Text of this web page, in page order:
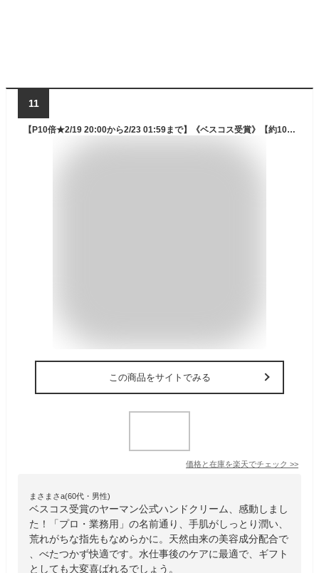
11
【P10倍★2/19 20:00から2/23 01:59まで】《ベスコス受賞》【約10%OFF】ハンドクリーム 【ヤーマン公式】《プロ・業務用 ハンドクリーム 60g 3本セット》ハンドケア 天然保湿成分 美容成分 天然由来成分 べたつかない しっとり プレゼント ギフト 誕生日
この商品をサイトでみる
価格と在庫を楽天でチェック >>
まさまさa(60代・男性)
ベスコス受賞のヤーマン公式ハンドクリーム、感動しまし
た！「プロ・業務用」の名前通り、手肌がしっとり潤い、
荒れがちな指先もなめらかに。天然由来の美容成分配合で
、べたつかず快適です。水仕事後のケアに最適で、ギフト
としても大変喜ばれるでしょう。